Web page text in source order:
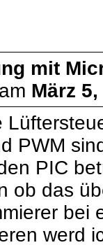
mit
am März
PWM
PIC
ob das
bei
werd